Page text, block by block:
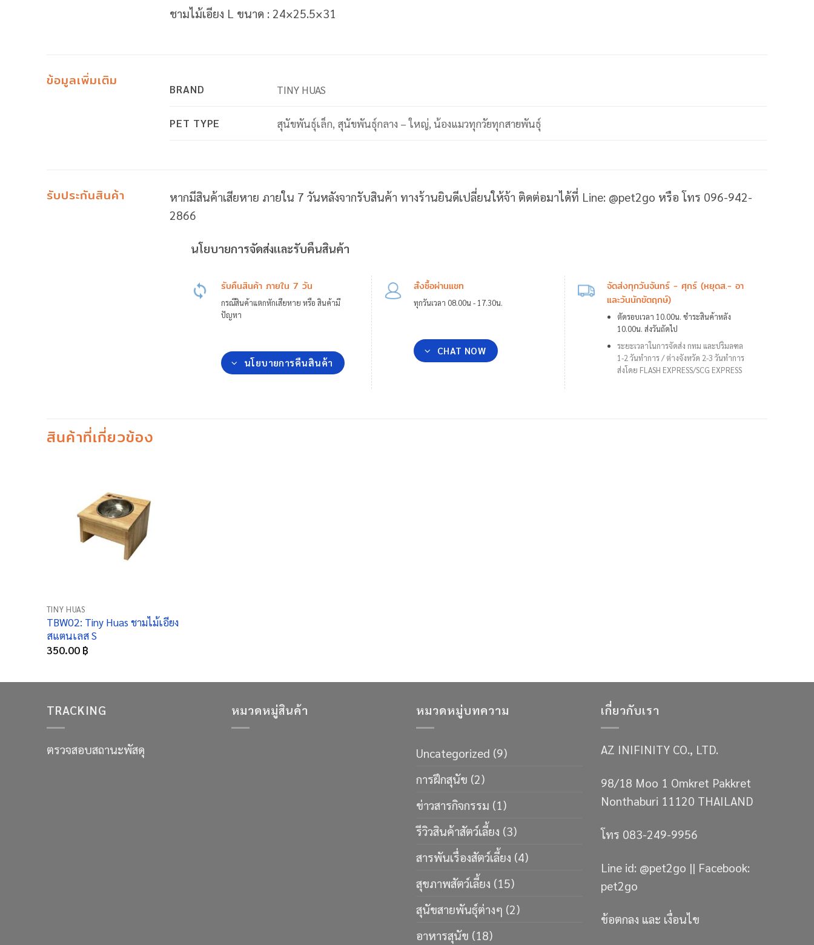
ชามไม้เอียง L ขนาด : 24×25.5×31
ข้อมูลเพิ่มเติม BRAND TINY HUAS
PET TYPE สุนัขพันธุ์เล็ก, สุนัขพันธุ์กลาง – ใหญ่, น้องแมวทุกวัยทุกสายพันธุ์
รับประกันสินค้า
หากมีสินค้าเสียหาย ภายใน 7 วันหลังจากรับสินค้า ทางร้านยินดีเปลี่ยนให้จ้า ติดต่อมาได้ที่ Line: @pet2go หรือ โทร 096-942-
2866
นโยบายการจัดส่งและรับคืนสินค้า
รับคืนสินค้า ภายใน 7 วัน
กรณีสินค้าแตกหักเสียหาย หรือ สินค้ามี
ปัญหา
นโยบายการคืนสินค้า
สั่งซื้อผ่านแชท
ทุกวันเวลา 08.00น - 17.30น.
CHAT NOW
จัดส่งทุกวันจันทร์ - ศุกร์ (หยุดส.- อา
และวันนักขัตฤกษ์)
ตัดรอบเวลา 10.00น. ชำระสินค้าหลัง
10.00น. ส่งวันถัดไป
ระยะเวลาในการจัดส่ง กทม และปริมลฑล
1-2 วันทำการ /ต่างจังหวัด 2-3 วันทำการ
ส่งโดย FLASH EXPRESS/SCG EXPRESS
สินค้าที่เกี่ยวข้อง
TINY HUAS
TBW02: Tiny Huas ชามไม้เอียง
สแตนเลส S
350.00 ฿
TRACKING
ตรวจสอบสถานะพัสดุ
หมวดหมู่สินค้า หมวดหมู่บทความ
Uncategorized (9)
การฝึกสุนัข (2)
ข่าวสารกิจกรรม (1)
รีวิวสินค้าสัตว์เลี้ยง (3)
สารพันเรื่องสัตว์เลี้ยง (4)
สุขภาพสัตว์เลี้ยง (15)
สุนัขสายพันธ์ุต่างๆ (2)
อาหารสุนัข (18)
เกี่ยวกับเรา
AZ INIFINITY CO., LTD.
98/18 Moo 1 Omkret Pakkret
Nonthaburi 11120 THAILAND
โทร 083-249-9956
Line id: @pet2go || Facebook:
pet2go
ข้อตกลง และ เงื่อนไข